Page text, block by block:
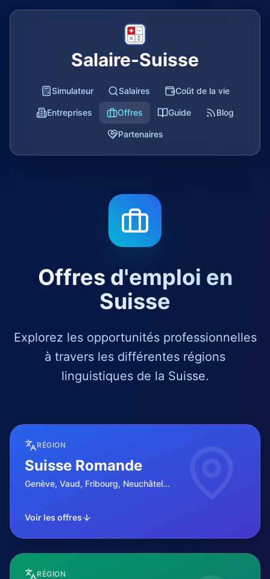
Salaire-Suisse
Simulateur Salaires Coût de la vie
Entreprises Offres Guide Blog
Partenaires
Offres d'emploi en
Suisse
Explorez les opportunités professionnelles
à travers les différentes régions
linguistiques de la Suisse.
RÉGION
Suisse Romande
Genève, Vaud, Fribourg, Neuchâtel...
Voir les offres
RÉGION